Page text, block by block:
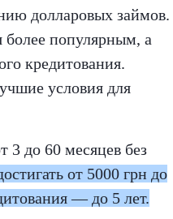
долларовых займов.
более популярным, а
кредитования.
условия для
3 до 60 месяцев без
от 5000 грн до
— до 5 лет.